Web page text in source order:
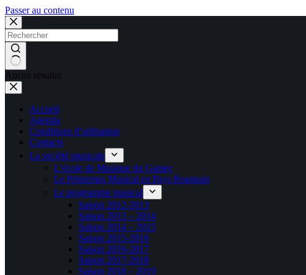
Passer au contenu
Aucun résultat
Accueil
Agenda
Conditions d’utilisation
Contacts
La société musicale
L’école de Musique du Gamec
Le Printemps Musical en Pays Roannais
Le programme musical
Saison 2012-2013
Saison 2013 – 2014
Saison 2014 – 2015
Saison 2015-2016
Saison 2016-2017
Saison 2017-2018
Saison 2018 – 2019